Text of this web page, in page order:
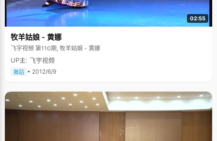
02:55
牧羊姑娘 - 黄娜
飞宇视频 第110期, 牧羊姑娘 - 黄娜
UP主: 飞宇视频
舞蹈 • 2012/6/9